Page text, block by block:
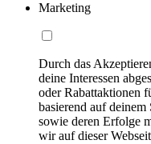
Marketing
Durch das
deine Interessen
oder Rabattaktionen
basierend auf
sowie deren Erfolge
wir auf dieser